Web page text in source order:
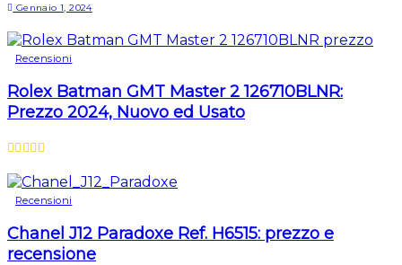
Gennaio 1, 2024
Recensioni
Rolex Batman GMT Master 2 126710BLNR:
Prezzo 2024, Nuovo ed Usato
Recensioni
Chanel J12 Paradoxe Ref. H6515: prezzo e
recensione